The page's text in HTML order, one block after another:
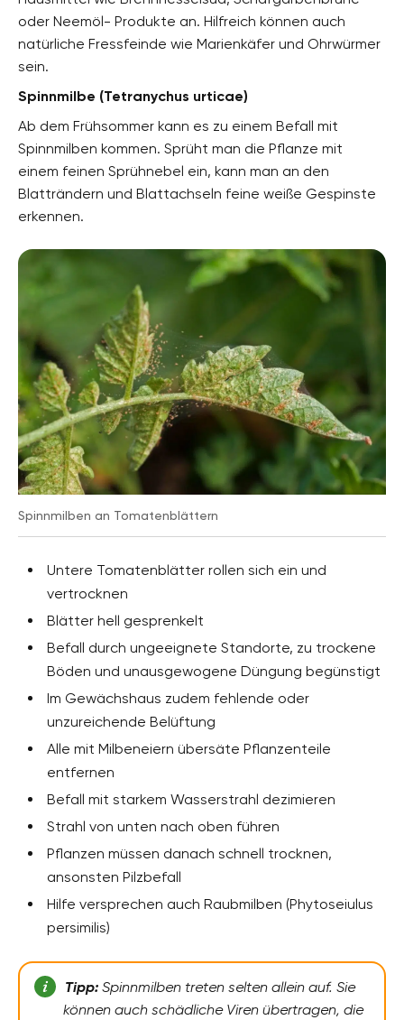
oder Neemöl- Produkte an. Hilfreich können auch
natürliche Fressfeinde wie Marienkäfer und Ohrwürmer
sein.
Spinnmilbe (Tetranychus urticae)
Ab dem Frühsommer kann es zu einem Befall mit
Spinnmilben kommen. Sprüht man die Pflanze mit
einem feinen Sprühnebel ein, kann man an den
Blatträndern und Blattachseln feine weiße Gespinste
erkennen.
Spinnmilben an Tomatenblättern
Untere Tomatenblätter rollen sich ein und
vertrocknen
Blätter hell gesprenkelt
Befall durch ungeeignete Standorte, zu trockene
Böden und unausgewogene Düngung begünstigt
Im Gewächshaus zudem fehlende oder
unzureichende Belüftung
Alle mit Milbeneiern übersäte Pflanzenteile
entfernen
Befall mit starkem Wasserstrahl dezimieren
Strahl von unten nach oben führen
Pflanzen müssen danach schnell trocknen,
ansonsten Pilzbefall
Hilfe versprechen auch Raubmilben (Phytoseiulus
persimilis)
Tipp:Spinnmilben treten selten allein auf. Sie
können auch schädliche Viren übertragen, die